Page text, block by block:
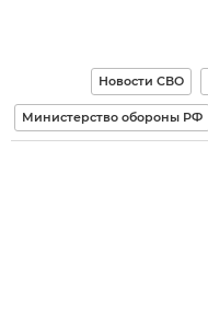
Новости СВО
Министерство обороны РФ